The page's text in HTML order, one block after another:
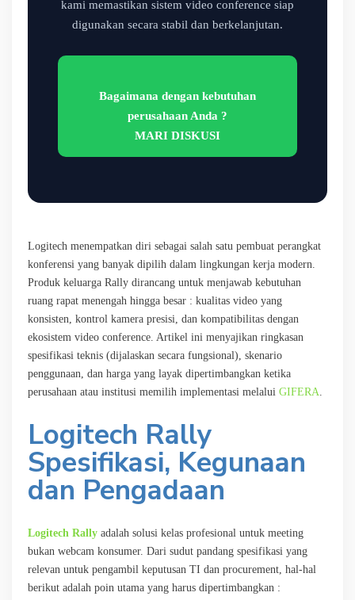
kami memastikan sistem video conference siap
digunakan secara stabil dan berkelanjutan.
Bagaimana dengan kebutuhan
perusahaan Anda ?
MARI DISKUSI
Logitech menempatkan diri sebagai salah satu pembuat perangkat
konferensi yang banyak dipilih dalam lingkungan kerja modern.
Produk keluarga Rally dirancang untuk menjawab kebutuhan
ruang rapat menengah hingga besar : kualitas video yang
konsisten, kontrol kamera presisi, dan kompatibilitas dengan
ekosistem video conference. Artikel ini menyajikan ringkasan
spesifikasi teknis (dijalaskan secara fungsional), skenario
penggunaan, dan harga yang layak dipertimbangkan ketika
perusahaan atau institusi memilih implementasi melalui GIFERA
Logitech Rally
Spesifikasi, Kegunaan
dan Pengadaan
Logitech Rally adalah solusi kelas profesional untuk meeting
bukan webcam konsumer. Dari sudut pandang spesifikasi yang
relevan untuk pengambil keputusan TI dan procurement, hal-hal
berikut adalah poin utama yang harus dipertimbangkan :